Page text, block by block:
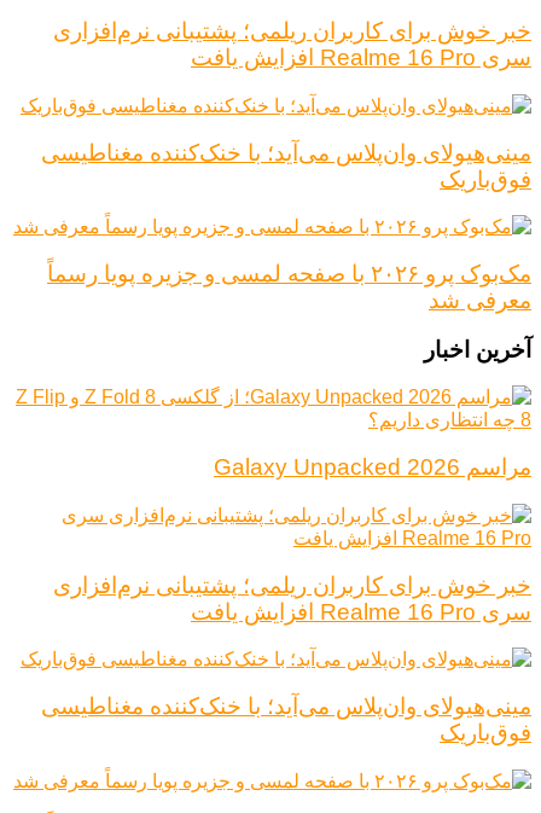
خبر خوش برای کاربران ریلمی؛ پشتیبانی نرم‌افزاری
سری Realme 16 Pro افزایش یافت
مینی‌هیولای وان‌پلاس می‌آید؛ با خنک‌کننده مغناطیسی
فوق‌باریک
مک‌بوک پرو ۲۰۲۶ با صفحه لمسی و جزیره پویا رسماً
معرفی شد
آخرین اخبار
مراسم Galaxy Unpacked 2026
خبر خوش برای کاربران ریلمی؛ پشتیبانی نرم‌افزاری
سری Realme 16 Pro افزایش یافت
مینی‌هیولای وان‌پلاس می‌آید؛ با خنک‌کننده مغناطیسی
فوق‌باریک